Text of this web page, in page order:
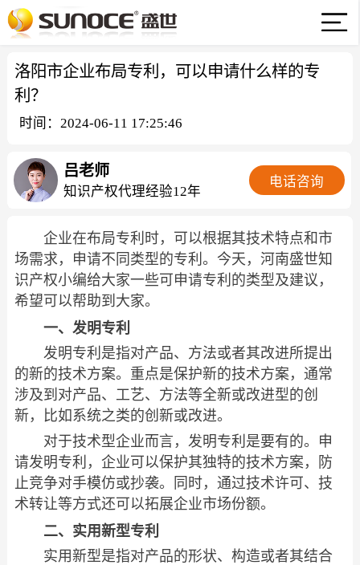
洛阳市企业布局专利，可以申请什么样的专
利？
时间：2024-06-11 17:25:46
吕老师
知识产权代理经验12年
电话咨询
企业在布局专利时，可以根据其技术特点和市
场需求，申请不同类型的专利。今天，河南盛世知
识产权小编给大家一些可申请专利的类型及建议，
希望可以帮助到大家。
一、发明专利
发明专利是指对产品、方法或者其改进所提出
的新的技术方案。重点是保护新的技术方案，通常
涉及到对产品、工艺、方法等全新或改进型的创
新，比如系统之类的创新或改进。
对于技术型企业而言，发明专利是要有的。申
请发明专利，企业可以保护其独特的技术方案，防
止竞争对手模仿或抄袭。同时，通过技术许可、技
术转让等方式还可以拓展企业市场份额。
二、实用新型专利
实用新型是指对产品的形状、构造或者其结合